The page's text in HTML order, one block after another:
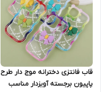
قاب فانتزی دخترانه موج دار طرح
پاپیون برجسته آویزدار مناسب